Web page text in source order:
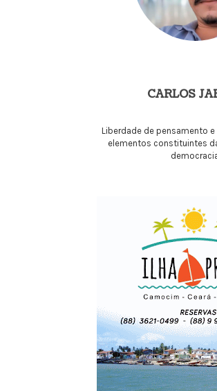
CARLOS
Liberdade de pensamento
elementos constituintes